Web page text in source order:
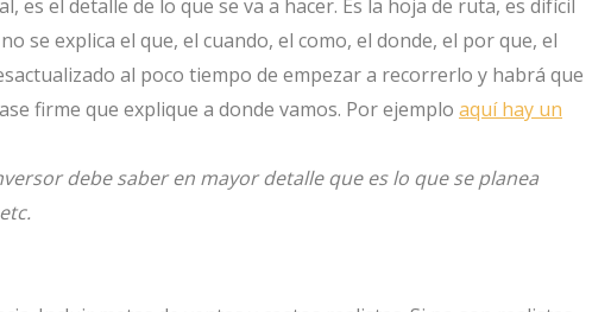
es el detalle de lo que se va a hacer. Es la hoja de ruta, es difícil
se explica el que, el cuando, el como, el donde, el por que, el
al poco tiempo de empezar a recorrerlo y habrá que
firme que explique a donde vamos. Por ejemplo aquí hay un
debe saber en mayor detalle que es lo que se planea